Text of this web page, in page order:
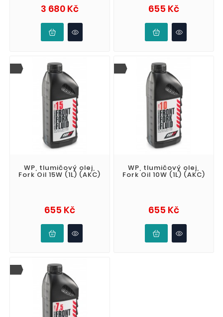
3 680 KčCena 655 KčCena
WP, tlumičový olej,
Fork Oil 15W (1L) (AKC)
655 KčCena
WP, tlumičový olej,
Fork Oil 10W (1L) (AKC)
655 KčCena